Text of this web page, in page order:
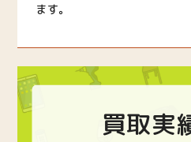
ます。
買取実